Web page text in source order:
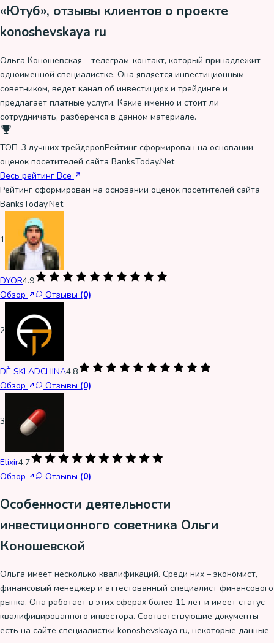
«Ютуб», отзывы клиентов о проекте
konoshevskaya ru
Ольга Коношевская – телеграм-контакт, который принадлежит
одноименной специалистке. Она является инвестиционным
советником, ведет канал об инвестициях и трейдинге и
предлагает платные услуги. Какие именно и стоит ли
сотрудничать, разберемся в данном материале.
ТОП-3 лучших трейдеровРейтинг сформирован на основании
оценок посетителей сайта BanksToday.Net
Весь рейтинг Все
Рейтинг сформирован на основании оценок посетителей сайта
BanksToday.Net
1
DYOR4.9
Обзор
Отзывы (0)
2
DÈ SKLADCHINA4.8
Обзор
Отзывы (0)
3
Elixir4.7
Обзор
Отзывы (0)
Особенности деятельности
инвестиционного советника Ольги
Коношевской
Ольга имеет несколько квалификаций. Среди них – экономист,
финансовый менеджер и аттестованный специалист финансового
рынка. Она работает в этих сферах более 11 лет и имеет статус
квалифицированного инвестора. Соответствующие документы
есть на сайте специалистки konoshevskaya ru, некоторые данные